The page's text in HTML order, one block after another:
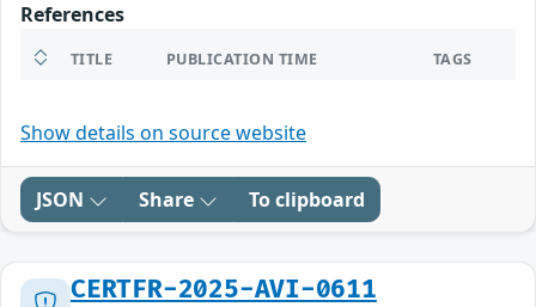
References
TITLE PUBLICATION TIME TAGS
Show details on source website
JSON Share To clipboard
CERTFR-2025-AVI-0611